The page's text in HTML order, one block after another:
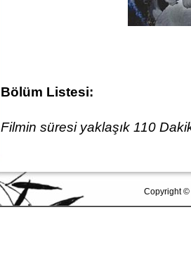
Bölüm Listesi:
Filmin süresi yaklaşık 110
Copyright ©